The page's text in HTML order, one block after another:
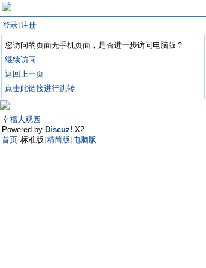
登录 注册
您访问的页面无手机页面，是否进一步访问电脑版？
继续访问
返回上一页
点击此链接进行跳转
幸福大观园
Powered by Discuz! X2
首页 标准版 精简版 电脑版